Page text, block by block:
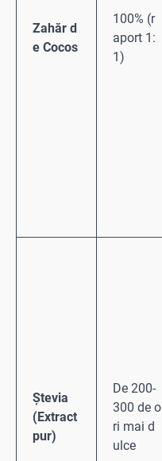
Zahăr d
e Cocos
100% (r
aport 1:
1)
Ștevia
(Extract
pur)
De 200-
300 de o
ri mai d
ulce